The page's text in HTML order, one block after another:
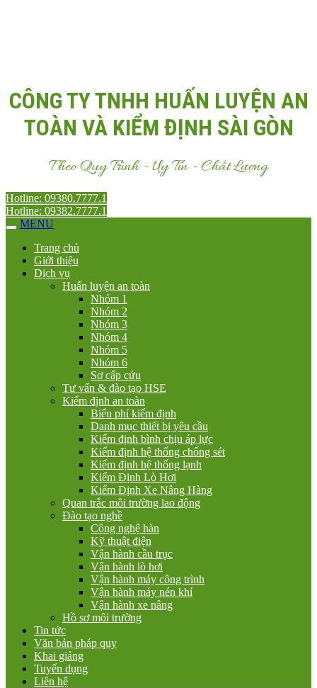
CÔNG TY TNHH HUẤN LUYỆN AN
TOÀN VÀ KIỂM ĐỊNH SÀI GÒN
Theo Quy Trình - Uy Tín - Chất Lượng
Hotline: 09380.7777.1
Hotline: 09382.7777.1
MENU
Trang chủ
Giới thiệu
Dịch vụ
Huấn luyện an toàn
Nhóm 1
Nhóm 2
Nhóm 3
Nhóm 4
Nhóm 5
Nhóm 6
Sơ cấp cứu
Tư vấn & đào tạo HSE
Kiểm định an toàn
Biểu phí kiểm định
Danh mục thiết bị yêu cầu
Kiểm định bình chịu áp lực
Kiểm định hệ thống chống sét
Kiểm định hệ thống lạnh
Kiểm Định Lò Hơi
Kiểm Định Xe Nâng Hàng
Quan trắc môi trường lao động
Đào tạo nghề
Công nghệ hàn
Kỹ thuật điện
Vận hành cầu trục
Vận hành lò hơi
Vận hành máy công trình
Vận hành máy nén khí
Vận hành xe nâng
Hồ sơ môi trường
Tin tức
Văn bản pháp quy
Khai giảng
Tuyển dụng
Liên hệ